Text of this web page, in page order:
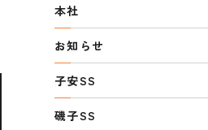
本社
お知らせ
子安SS
磯子SS